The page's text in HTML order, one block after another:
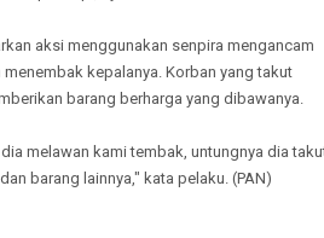
aksi menggunakan senpira mengancam
kepalanya. Korban yang takut
barang berharga yang dibawanya.
melawan kami tembak, untungnya dia
barang lainnya," kata pelaku. (PAN)